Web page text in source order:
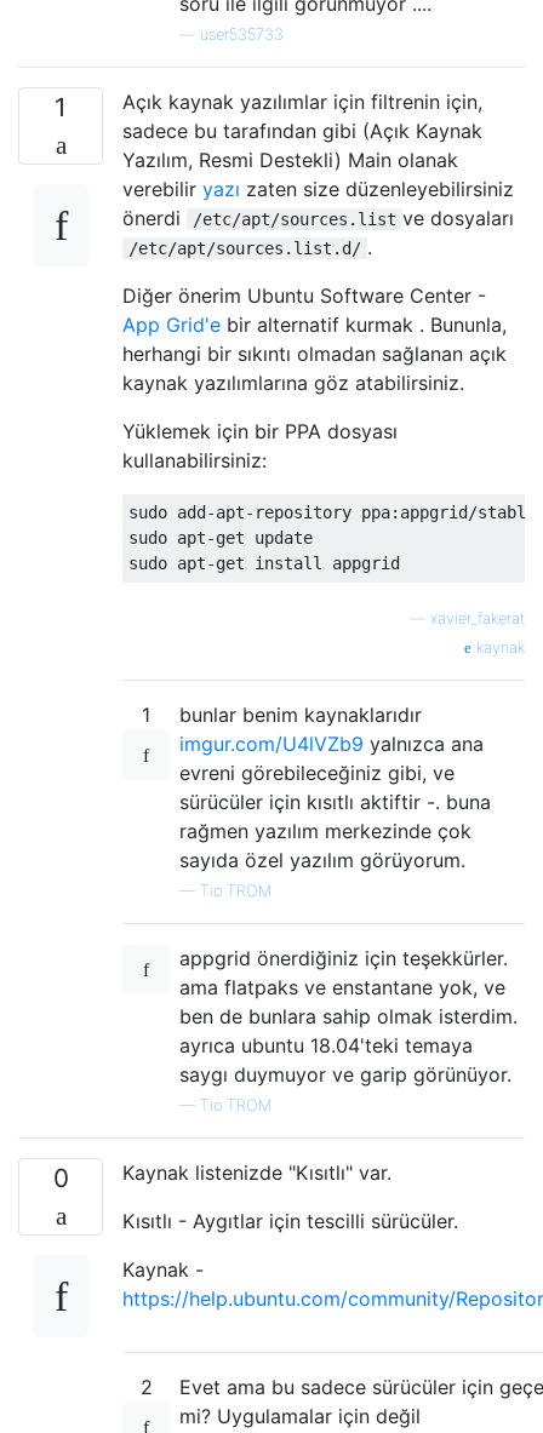
user535733
1
Açık kaynak yazılımlar için filtrenin için,
sadece bu tarafından gibi (Açık Kaynak
Yazılım, Resmi Destekli) Main olanak
verebilir yazı zaten size düzenleyebilirsiniz
önerdi
/etc/apt/sources.list ve dosyaları
/etc/apt/sources.list.d/ .
Diğer önerim Ubuntu Software Center -
App Grid'e bir alternatif kurmak . Bununla,
herhangi bir sıkıntı olmadan sağlanan açık
kaynak yazılımlarına göz atabilirsiniz.
Yüklemek için bir PPA dosyası
kullanabilirsiniz:
sudo add-apt-repository ppa:appgrid/stable
sudo apt-get update
xavier_fakerat
kaynak
1
bunlar benim kaynaklarıdır
imgur.com/U4lVZb9 yalnızca ana
evreni görebileceğiniz gibi, ve
sürücüler için kısıtlı aktiftir -. buna
rağmen yazılım merkezinde çok
sayıda özel yazılım görüyorum.
— Tio TROM
appgrid önerdiğiniz için teşekkürler.
ama flatpaks ve enstantane yok, ve
ben de bunlara sahip olmak isterdim.
ayrıca ubuntu 18.04'teki temaya
saygı duymuyor ve garip görünüyor.
— Tio TROM
0
Kaynak listenizde "Kısıtlı" var.
Kısıtlı - Aygıtlar için tescilli sürücüler.
Kaynak -
https://help.ubuntu.com/community/
2
Evet ama bu sadece sürücüler için
mi? Uygulamalar için değil